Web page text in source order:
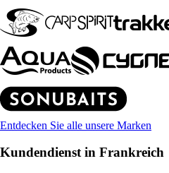
Entdecken Sie alle unsere Marken
Kundendienst in Frankreich